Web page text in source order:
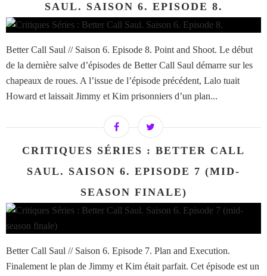
SAUL. SAISON 6. EPISODE 8.
Better Call Saul // Saison 6. Episode 8. Point and Shoot. Le début
de la dernière salve d’épisodes de Better Call Saul démarre sur les
chapeaux de roues. A l’issue de l’épisode précédent, Lalo tuait
Howard et laissait Jimmy et Kim prisonniers d’un plan...
CRITIQUES SÉRIES : BETTER CALL
SAUL. SAISON 6. EPISODE 7 (MID-
SEASON FINALE)
Better Call Saul // Saison 6. Episode 7. Plan and Execution.
Finalement le plan de Jimmy et Kim était parfait. Cet épisode est un